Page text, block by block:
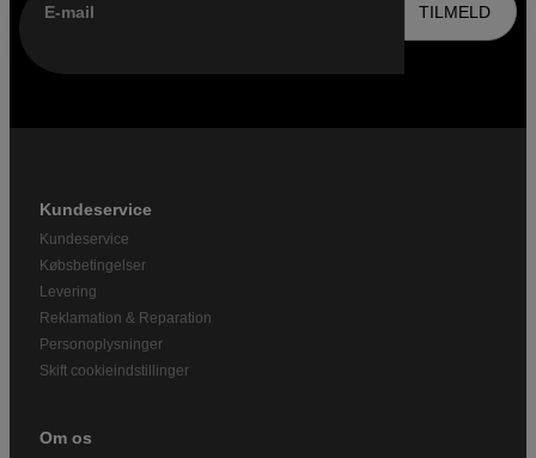
E-mail TILMELD
Kundeservice
Kundeservice
Købsbetingelser
Levering
Reklamation & Reparation
Personoplysninger
Skift cookieindstillinger
Om os